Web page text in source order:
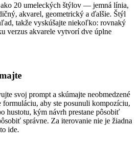
20 umeleckých štýlov — jemná línia,
akvarel, geometrický a ďalšie. Štýl
takže vyskúšajte niekoľko: rovnaký
verzus akvarele vytvorí dve úplne
svoj prompt a skúmajte neobmedzené
formuláciu, aby ste posunuli kompozíciu,
hustotu, kým návrh prestane pôsobiť
správne. Za iterovanie nie je žiadna
ide.